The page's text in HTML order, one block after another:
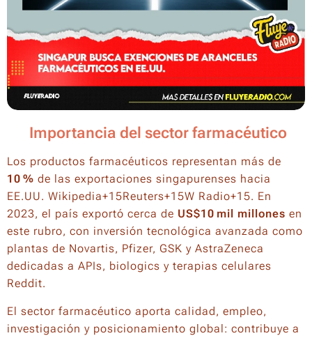
🔬 Importancia del sector farmacéutico
Los productos farmacéuticos representan más de
10 % de las exportaciones singapurenses hacia
EE.UU. Wikipedia+15Reuters+15W Radio+15. En
2023, el país exportó cerca de US$10 mil millones en
este rubro, con inversión tecnológica avanzada como
plantas de Novartis, Pfizer, GSK y AstraZeneca
dedicadas a APIs, biologics y terapias celulares
Reddit.
El sector farmacéutico aporta calidad, empleo,
investigación y posicionamiento global: contribuye a